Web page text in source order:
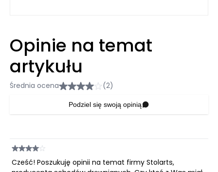
Opinie na temat
artykułu
Średnia ocena (2)
Podziel się swoją opinią
Cześć! Poszukuję opinii na temat firmy Stolarts,